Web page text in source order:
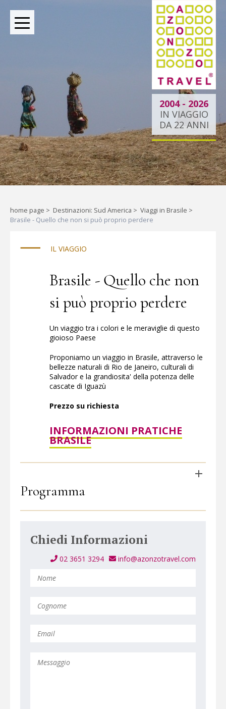
2004 - 2026
IN VIAGGIO
DA 22 ANNI
BOUTIQUE TOUR OPERATOR INDIPENDENTE DAL 2004
Oltre le rotte comuni:
la tua esperienza
esclusiva.
Liberi di esplorare il mondo,
home page > Destinazioni: Sud America > Viaggi in Brasile >
Brasile - Quello che non si può proprio perdere
IL VIAGGIO
Brasile - Quello che non
si può proprio perdere
Un viaggio tra i colori e le meraviglie di questo
gioioso Paese
Proponiamo un viaggio in Brasile, attraverso le
bellezze naturali di Rio de Janeiro, culturali di
Salvador e la grandiosita' della potenza delle
cascate di Iguazù
Prezzo su richiesta
INFORMAZIONI PRATICHE
BRASILE
Programma
Chiedi Informazioni
info@azonzotravel.com
02 3651 3294